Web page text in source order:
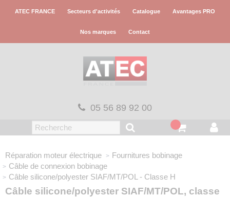
ATEC FRANCE Secteurs d'activités Catalogue Avantages PRO
Nos marques Contact
05 56 89 92 00
Réparation moteur électrique
Fournitures bobinage
Câble de connexion bobinage
Câble silicone/polyester SIAF/MT/POL - Classe H
Câble silicone/polyester SIAF/MT/POL, classe